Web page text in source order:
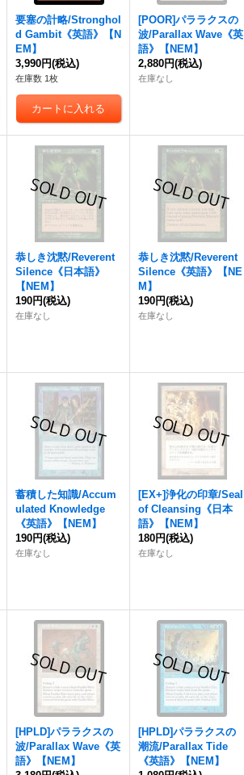
要塞の計略/Stronghol
d Gambit《英語》【N
EM】
3,990円(税込)
在庫数 1枚
[POOR]パララクスの
波/Parallax Wave《英
語》【NEM】
2,880円(税込)
在庫なし
恭しき沈黙/Reverent
Silence《日本語》
【NEM】
190円(税込)
在庫なし
恭しき沈黙/Reverent
Silence《英語》【NE
M】
190円(税込)
在庫なし
蓄積した知識/Accum
ulated Knowledge
《英語》【NEM】
190円(税込)
在庫なし
[EX+]浄化の印章/Seal
of Cleansing《日本
語》【NEM】
180円(税込)
在庫なし
[HPLD]パララクスの
波/Parallax Wave《英
語》【NEM】
[HPLD]パララクスの
潮流/Parallax Tide
《英語》【NEM】